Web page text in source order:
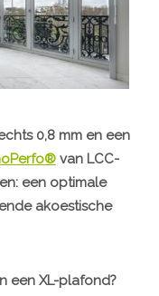
0,8 mm en een
van LCC-
een optimale
akoestische
een XL-plafond?